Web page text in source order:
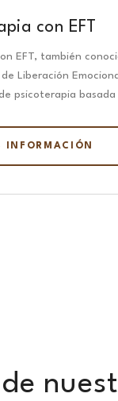
con EFT
EFT, también
Liberación
psicoterapia basada
INFORMACIÓN